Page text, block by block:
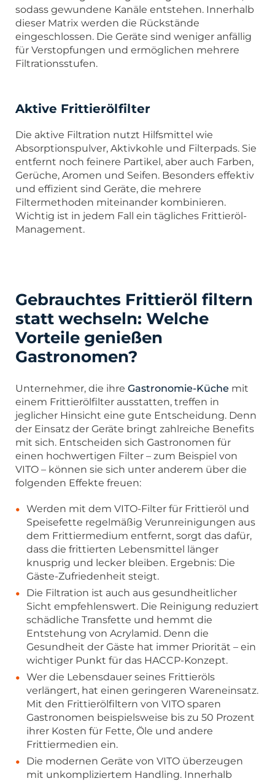
sodass gewundene Kanäle entstehen. Innerhalb
dieser Matrix werden die Rückstände
eingeschlossen. Die Geräte sind weniger anfällig
für Verstopfungen und ermöglichen mehrere
Filtrationsstufen.
Aktive Frittierölfilter
Die aktive Filtration nutzt Hilfsmittel wie
Absorptionspulver, Aktivkohle und Filterpads. Sie
entfernt noch feinere Partikel, aber auch Farben,
Gerüche, Aromen und Seifen. Besonders effektiv
und effizient sind Geräte, die mehrere
Filtermethoden miteinander kombinieren.
Wichtig ist in jedem Fall ein tägliches Frittieröl-
Management.
Gebrauchtes Frittieröl filtern
statt wechseln: Welche
Vorteile genießen
Gastronomen?
Unternehmer, die ihre Gastronomie-Küche mit
einem Frittierölfilter ausstatten, treffen in
jeglicher Hinsicht eine gute Entscheidung. Denn
der Einsatz der Geräte bringt zahlreiche Benefits
mit sich. Entscheiden sich Gastronomen für
einen hochwertigen Filter – zum Beispiel von
VITO – können sie sich unter anderem über die
folgenden Effekte freuen:
Werden mit dem VITO-Filter für Frittieröl und
Speisefette regelmäßig Verunreinigungen aus
dem Frittiermedium entfernt, sorgt das dafür,
dass die frittierten Lebensmittel länger
knusprig und lecker bleiben. Ergebnis: Die
Gäste-Zufriedenheit steigt.
Die Filtration ist auch aus gesundheitlicher
Sicht empfehlenswert. Die Reinigung reduziert
schädliche Transfette und hemmt die
Entstehung von Acrylamid. Denn die
Gesundheit der Gäste hat immer Priorität – ein
wichtiger Punkt für das HACCP-Konzept.
Wer die Lebensdauer seines Frittieröls
verlängert, hat einen geringeren Wareneinsatz.
Mit den Frittierölfiltern von VITO sparen
Gastronomen beispielsweise bis zu 50 Prozent
ihrer Kosten für Fette, Öle und andere
Frittiermedien ein.
Die modernen Geräte von VITO überzeugen
mit unkompliziertem Handling. Innerhalb